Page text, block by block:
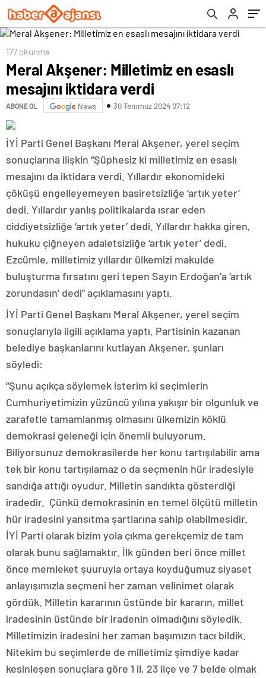
177 okunma
Meral Akşener: Milletimiz en esaslı
mesajını iktidara verdi
ABONE OL News 30 Temmuz 2024 07:12
İYİ Parti Genel Başkanı Meral Akşener, yerel seçim
sonuçlarına ilişkin “Şüphesiz ki milletimiz en esaslı
mesajını da iktidara verdi. Yıllardır ekonomideki
çöküşü engelleyemeyen basiretsizliğe ‘artık yeter’
dedi. Yıllardır yanlış politikalarda ısrar eden
ciddiyetsizliğe ‘artık yeter’ dedi. Yıllardır hakka giren,
hukuku çiğneyen adaletsizliğe ‘artık yeter’ dedi.
Ezcümle, milletimiz yıllardır ülkemizi makulde
buluşturma fırsatını geri tepen Sayın Erdoğan’a ‘artık
zorundasın’ dedi” açıklamasını yaptı.
İYİ Parti Genel Başkanı Meral Akşener, yerel seçim
sonuçlarıyla ilgili açıklama yaptı. Partisinin kazanan
belediye başkanlarını kutlayan Akşener, şunları
söyledi:
“Şunu açıkça söylemek isterim ki seçimlerin
Cumhuriyetimizin yüzüncü yılına yakışır bir olgunluk ve
zarafetle tamamlanmış olmasını ülkemizin köklü
demokrasi geleneği için önemli buluyorum.
Biliyorsunuz demokrasilerde her konu tartışılabilir ama
tek bir konu tartışılamaz o da seçmenin hür iradesiyle
sandığa attığı oyudur. Milletin sandıkta gösterdiği
iradedir. Çünkü demokrasinin en temel ölçütü milletin
hür iradesini yansıtma şartlarına sahip olabilmesidir.
İYİ Parti olarak bizim yola çıkma gerekçemiz de tam
olarak bunu sağlamaktır. İlk günden beri önce millet
önce memleket şuuruyla ortaya koyduğumuz siyaset
anlayışımızla seçmeni her zaman velinimet olarak
gördük. Milletin kararının üstünde bir kararın, millet
iradesinin üstünde bir iradenin olmadığını söyledik.
Milletimizin iradesini her zaman başımızın tacı bildik.
Nitekim bu seçimlerde de milletimiz şimdiye kadar
kesinleşen sonuçlara göre 1 il, 23 ilçe ve 7 belde olmak